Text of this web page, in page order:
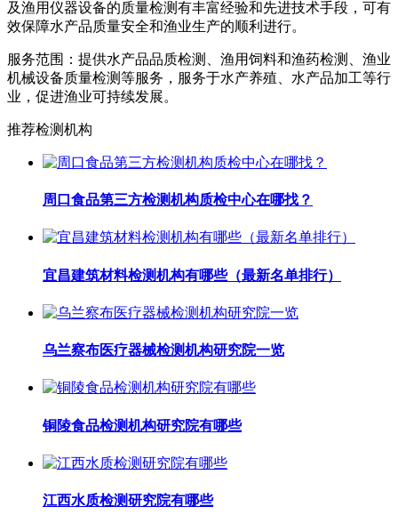
及渔用仪器设备的质量检测有丰富经验和先进技术手段，可有
效保障水产品质量安全和渔业生产的顺利进行。
服务范围：提供水产品品质检测、渔用饲料和渔药检测、渔业
机械设备质量检测等服务，服务于水产养殖、水产品加工等行
业，促进渔业可持续发展。
推荐检测机构
周口食品第三方检测机构质检中心在哪找？
宜昌建筑材料检测机构有哪些（最新名单排行）
乌兰察布医疗器械检测机构研究院一览
铜陵食品检测机构研究院有哪些
江西水质检测研究院有哪些